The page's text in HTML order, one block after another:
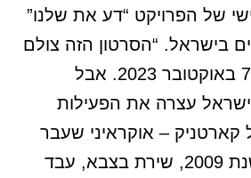
של הפרויקט “דע את שלנו”
בישראל. “הסרטון הזה צולם
עוד לפני ה-7 באוקטובר 2023. אבל
עצרה את הפעילות
קארטניק – אוקראיני שעבר
לישראל בשנת 2009, שירת בצבא, עבד